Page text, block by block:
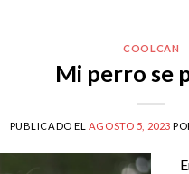
COOLCAN
Mi perro se
PUBLICADO EL AGOSTO 5, 2023